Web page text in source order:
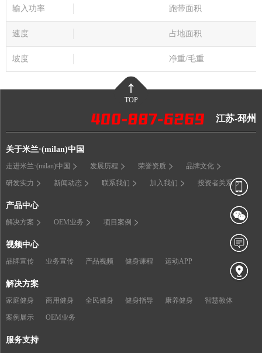
输入功率 跑带面积
速度 占地面积
坡度 净重/毛重
TOP
江苏-邳州
关于米兰·(milan)中国
走进米兰·(milan)中国 发展历程 荣誉资质 品牌文化
研发实力 新闻动态 联系我们 加入我们 投资者关系
产品中心
解决方案 OEM业务 项目案例
视频中心
品牌宣传 业务宣传 产品视频 健身课程 运动APP
解决方案
家庭健身 商用健身 全民健身 健身指导 康养健身 智慧教体
案例展示 OEM业务
服务支持